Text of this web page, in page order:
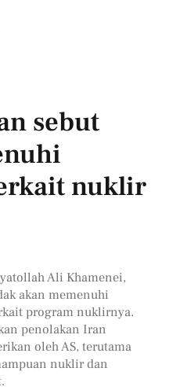
sebut
nuklir
Ali Khamenei,
akan memenuhi
program nuklirnya.
penolakan Iran
oleh AS, terutama
nuklir dan